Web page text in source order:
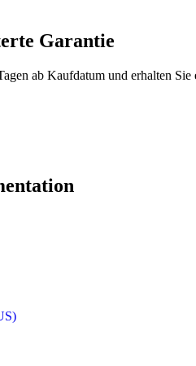
Garantie
ab Kaufdatum und erhalten